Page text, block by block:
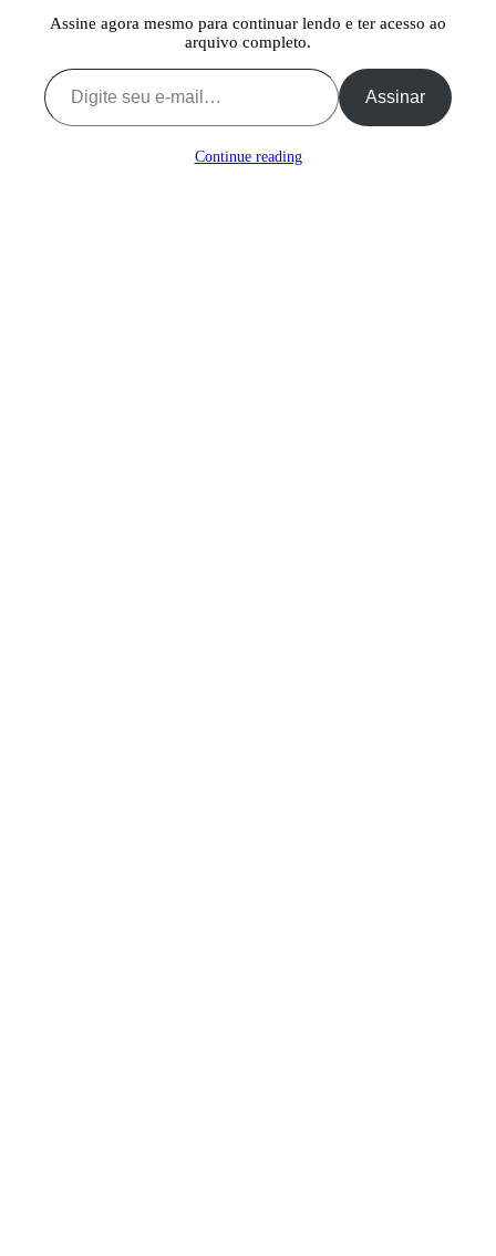
Assine agora mesmo para continuar lendo e ter acesso ao
arquivo completo.
Digite seu e-mail…
Assinar
Continue reading